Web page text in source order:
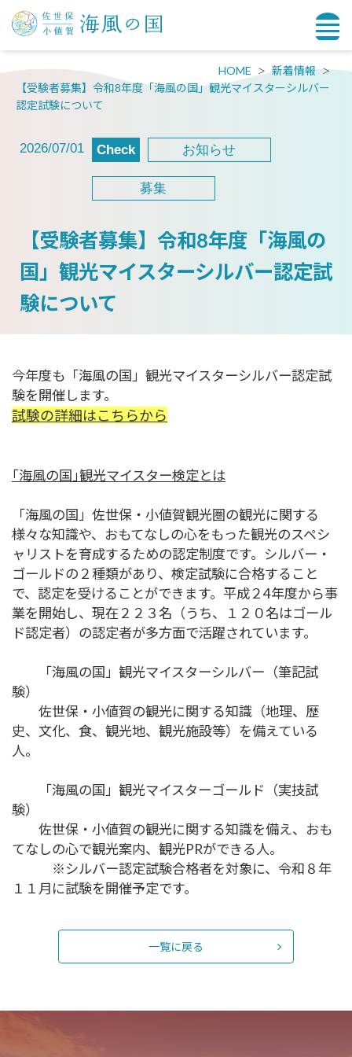
HOME
新着情報
【受験者募集】令和8年度「海風の国」観光マイスターシルバー
認定試験について
2026/07/01 Check お知らせ
募集
【受験者募集】令和8年度「海風の
国」観光マイスターシルバー認定試
験について
今年度も「海風の国」観光マイスターシルバー認定試
験を開催します。
試験の詳細はこちらから
｢海風の国｣観光マイスター検定とは
「海風の国」佐世保・小値賀観光圏の観光に関する
様々な知識や、おもてなしの心をもった観光のスペシ
ャリストを育成するための認定制度です。シルバー・
ゴールドの２種類があり、検定試験に合格すること
で、認定を受けることができます。平成２4年度から事
業を開始し、現在２２３名（うち、１２０名はゴール
ド認定者）の認定者が多方面で活躍されています。
「海風の国」観光マイスターシルバー（筆記試
験）
佐世保・小値賀の観光に関する知識（地理、歴
史、文化、食、観光地、観光施設等）を備えている
人。
「海風の国」観光マイスターゴールド（実技試
験）
佐世保・小値賀の観光に関する知識を備え、おも
てなしの心で観光案内、観光PRができる人。
※シルバー認定試験合格者を対象に、令和８年
１１月に試験を開催予定です。
一覧に戻る